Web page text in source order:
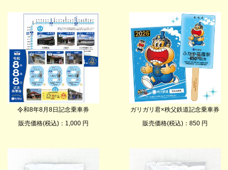
令和8年8月8日記念乗車券
販売価格(税込)：1,000 円
ガリガリ君×秩父鉄道記念乗車券
販売価格(税込)：850 円